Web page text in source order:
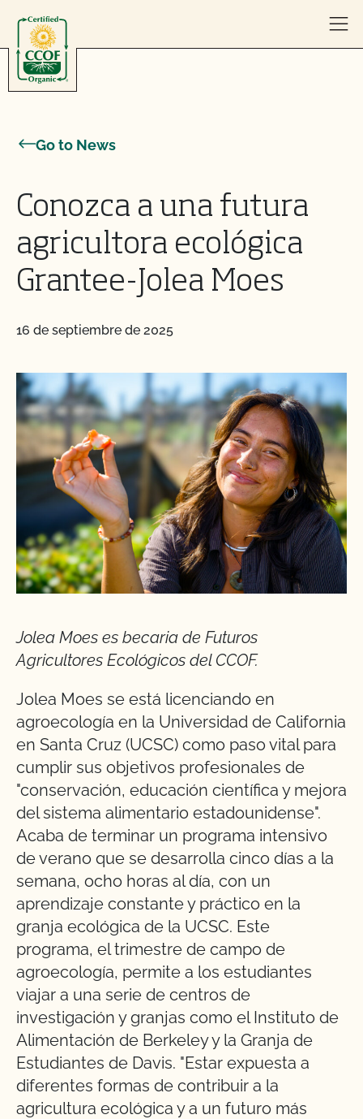
Go to News
Conozca a una futura
agricultora ecológica
Grantee-Jolea Moes
16 de septiembre de 2025
Jolea Moes es becaria de Futuros
Agricultores Ecológicos del CCOF.
Jolea Moes se está licenciando en
agroecología en la Universidad de California
en Santa Cruz (UCSC) como paso vital para
cumplir sus objetivos profesionales de
"conservación, educación científica y mejora
del sistema alimentario estadounidense".
Acaba de terminar un programa intensivo
de verano que se desarrolla cinco días a la
semana, ocho horas al día, con un
aprendizaje constante y práctico en la
granja ecológica de la UCSC. Este
programa, el trimestre de campo de
agroecología, permite a los estudiantes
viajar a una serie de centros de
investigación y granjas como el Instituto de
Alimentación de Berkeley y la Granja de
Estudiantes de Davis. "Estar expuesta a
diferentes formas de contribuir a la
agricultura ecológica y a un futuro más